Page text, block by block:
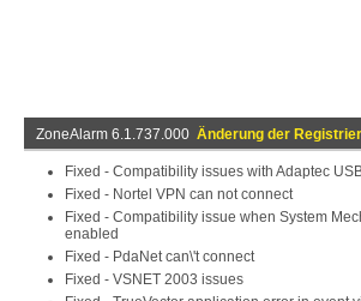
ZoneAlarm 6.1.737.000 Änderung der
Fixed - Compatibility issues with Adaptec
Fixed - Nortel VPN can not connect
Fixed - Compatibility issue when System
enabled
Fixed - PdaNet can\'t connect
Fixed - VSNET 2003 issues